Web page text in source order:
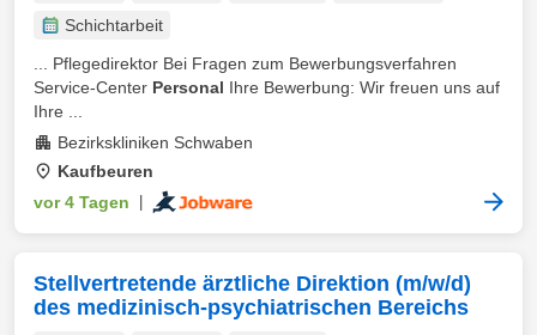
Schichtarbeit
... Pflegedirektor Bei Fragen zum Bewerbungsverfahren
Service-Center Personal Ihre Bewerbung: Wir freuen uns auf
Ihre ...
Bezirkskliniken Schwaben
Kaufbeuren
vor 4 Tagen
Stellvertretende ärztliche Direktion (m/w/d)
des medizinisch-psychiatrischen Bereichs